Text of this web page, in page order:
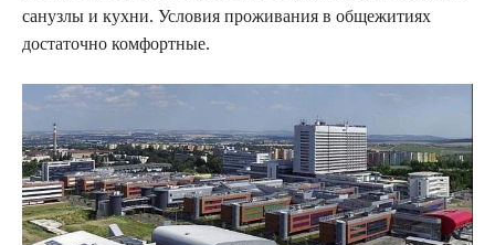
санузлы и кухни. Условия проживания в общежитиях
достаточно комфортные.